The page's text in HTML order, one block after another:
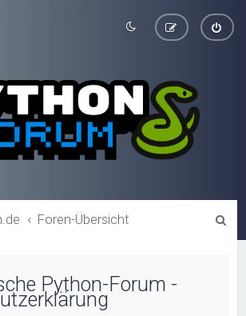
Foren-Übersicht
Python-Forum -